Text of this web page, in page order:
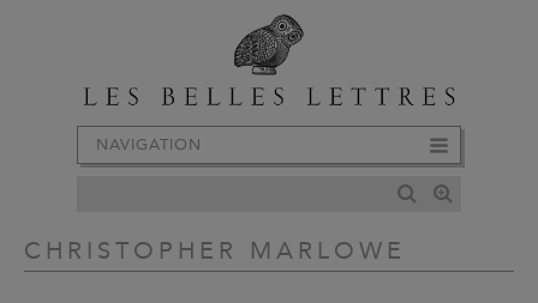
NAVIGATION
CHRISTOPHER MARLOWE